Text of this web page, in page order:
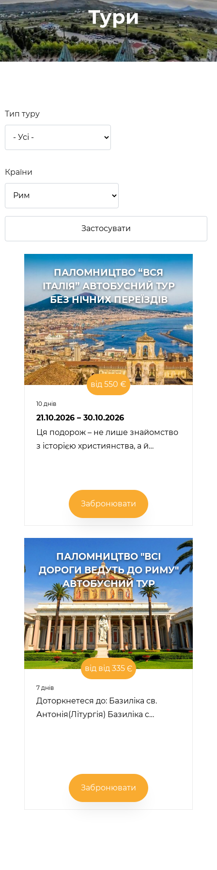
Тури
Тип туру
Країни
ПАЛОМНИЦТВО “ВСЯ
ІТАЛІЯ” АВТОБУСНИЙ ТУР
БЕЗ НІЧНИХ ПЕРЕЇЗДІВ
від 550 €
10 днів
21.10.2026 – 30.10.2026
Ця подорож – не лише знайомство
з історією християнства, а й…
Забронювати
ПАЛОМНИЦТВО "ВСІ
ДОРОГИ ВЕДУТЬ ДО РИМУ"
АВТОБУСНИЙ ТУР
від від 335 Є
7 днів
Доторкнетеся до: Базиліка св.
Антонія(Літургія) Базиліка с…
Забронювати